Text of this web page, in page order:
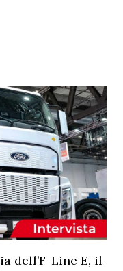
dell’F-Line E, il